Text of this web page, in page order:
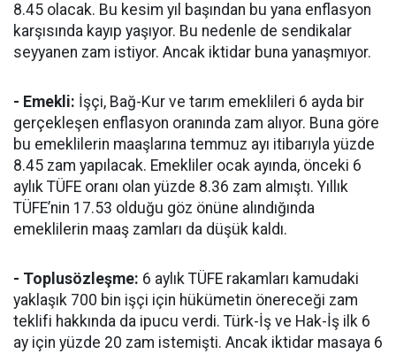
8.45 olacak. Bu kesim yıl başından bu yana enflasyon
karşısında kayıp yaşıyor. Bu nedenle de sendikalar
seyyanen zam istiyor. Ancak iktidar buna yanaşmıyor.
- Emekli: İşçi, Bağ-Kur ve tarım emeklileri 6 ayda bir
gerçekleşen enflasyon oranında zam alıyor. Buna göre
bu emeklilerin maaşlarına temmuz ayı itibarıyla yüzde
8.45 zam yapılacak. Emekliler ocak ayında, önceki 6
aylık TÜFE oranı olan yüzde 8.36 zam almıştı. Yıllık
TÜFE’nin 17.53 olduğu göz önüne alındığında
emeklilerin maaş zamları da düşük kaldı.
- Toplusözleşme: 6 aylık TÜFE rakamları kamudaki
yaklaşık 700 bin işçi için hükümetin önereceği zam
teklifi hakkında da ipucu verdi. Türk-İş ve Hak-İş ilk 6
ay için yüzde 20 zam istemişti. Ancak iktidar masaya 6